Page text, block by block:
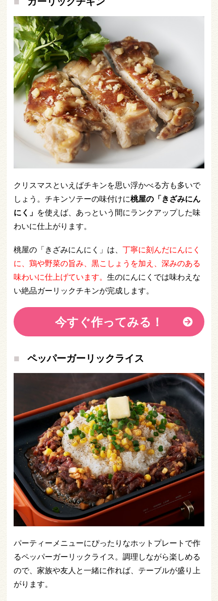
クリスマスといえばチキンを思い浮かべる方も多いで
しょう。チキンソテーの味付けに桃屋の「きざみにん
にく」 を使えば、あっという間にランクアップした味
わいに仕上がります。
桃屋の「きざみにんにく」は、 丁寧に刻んだにんにく
に、鶏や野菜の旨み、黒こしょうを加え、深みのある
味わいに仕上げています。 生のにんにくでは味わえな
い絶品ガーリックチキンが完成します。
今すぐ作ってみる！
ペッパーガーリックライス
パーティーメニューにぴったりなホットプレートで作
るペッパーガーリックライス。調理しながら楽しめる
ので、家族や友人と一緒に作れば、テーブルが盛り上
がります。